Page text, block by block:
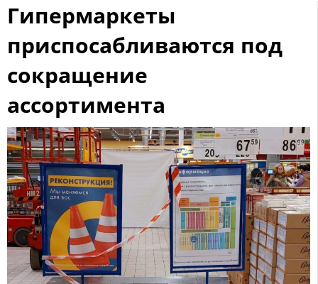
Skip
content
Гипермаркеты
приспосабливаются под
сокращение
ассортимента